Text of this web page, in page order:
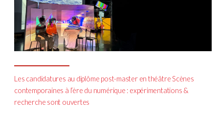
Les candidatures au diplôme post-master en théâtre Scènes
contemporaines à l’ère du numérique : expérimentations &
recherche sont ouvertes